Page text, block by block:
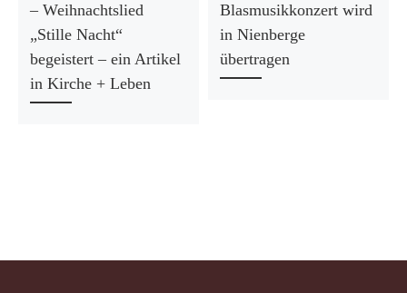
– Weihnachtslied
„Stille Nacht“
begeistert – ein Artikel
in Kirche + Leben
Blasmusikkonzert wird
in Nienberge
übertragen